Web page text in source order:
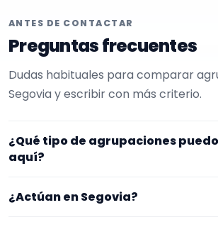
ANTES DE CONTACTAR
Preguntas frecuentes
Dudas habituales para comparar
Segovia y escribir con más criterio.
¿Qué tipo de agrupaciones
aquí?
restaurantes. Conviene comparar
¿Actúan en Segovia?